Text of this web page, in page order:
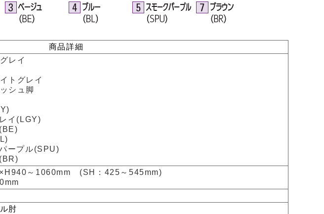
商品詳細
レイ
トグレイ
シュ脚
イ(LGY)
ープル(SPU)
～1060mm (SH：425～545mm)
肘